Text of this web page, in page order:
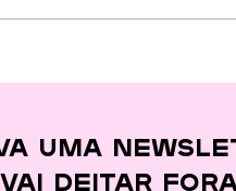
quase
uma
vai deitar